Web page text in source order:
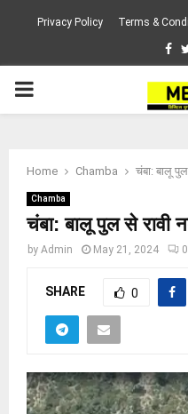
Privacy Policy Terms &
PRIMARY
Home Chamba चंबा: बालू
Chamba
चंबा: बालू पुल से रावी
by Admin May 21, 2024 0
SHARE 0